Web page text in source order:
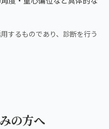
するものであり、診断を行う
の方へ